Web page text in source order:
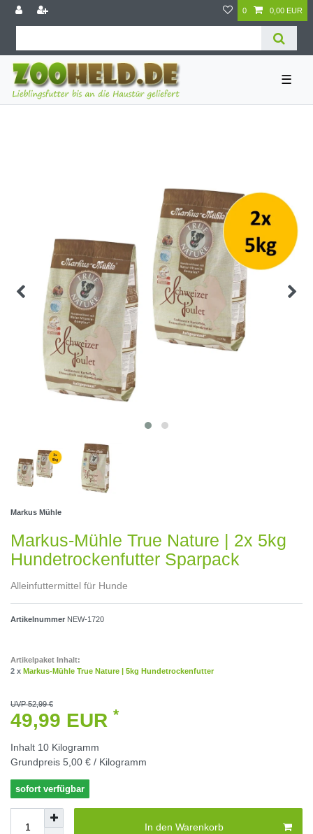
0 0,00 EUR
☰
Markus Mühle
Markus-Mühle True Nature | 2x 5kg
Hundetrockenfutter Sparpack
Alleinfuttermittel für Hunde
Artikelnummer NEW-1720
Artikelpaket Inhalt:
2 x Markus-Mühle True Nature | 5kg Hundetrockenfutter
UVP 52,99 €
49,99 EUR *
Inhalt 10 Kilogramm
Grundpreis 5,00 € / Kilogramm
sofort verfügbar
In den Warenkorb